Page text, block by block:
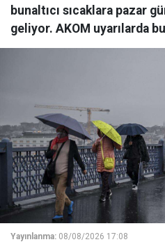
bunaltıcı sıcaklara pazar
geliyor. AKOM uyarılarda
Yayınlanma: 08/08/2026 17:08